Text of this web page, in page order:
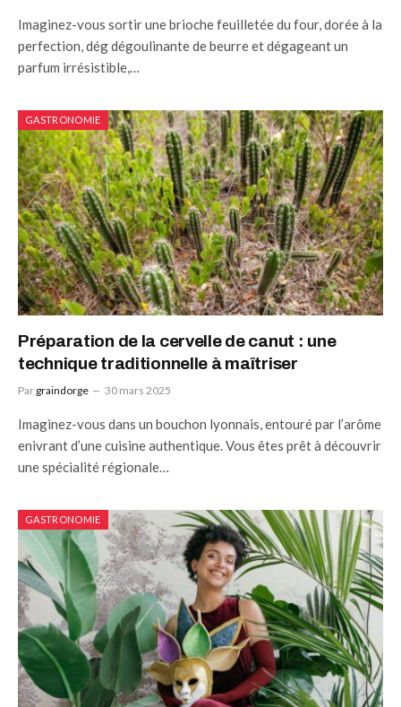
Imaginez-vous sortir une brioche feuilletée du four, dorée à la
perfection, dég dégoulinante de beurre et dégageant un
parfum irrésistible,…
GASTRONOMIE
Préparation de la cervelle de canut : une
technique traditionnelle à maîtriser
Par graindorge 30 mars 2025
Imaginez-vous dans un bouchon lyonnais, entouré par l’arôme
enivrant d’une cuisine authentique. Vous êtes prêt à découvrir
une spécialité régionale…
GASTRONOMIE